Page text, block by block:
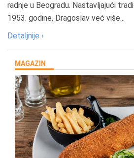
radnje u Beogradu. Nastavljajući
1953. godine, Dragoslav već više...
Detaljnije ›
MAGAZIN